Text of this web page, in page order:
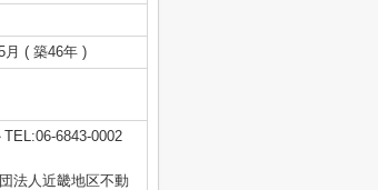
月 ( 築46年 )
TEL:06-6843-0002
人近畿地区不動